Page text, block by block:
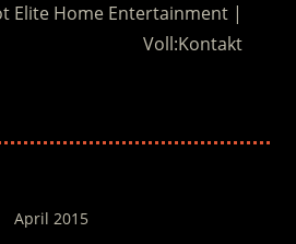
Elite Home Entertainment |
Voll:Kontakt
April 2015